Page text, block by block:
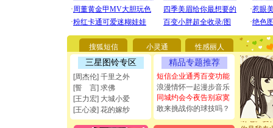
搜狐短信 小灵通 性感丽人
三星图铃专区
[周杰伦] 千里之外
[誓 言] 求佛
[王力宏] 大城小爱
[王心凌] 花的嫁纱
精品专题推荐
短信企业通秀百变功能
浪漫情怀一起漫步音乐
同城约会今夜告别寂寞
敢来挑战你的球技吗？
[圣诞节]
要平安！
[圣诞节]
能正大光
都要快乐
[圣诞节]
如意,快
[元旦]看
断电。爱
你是我专